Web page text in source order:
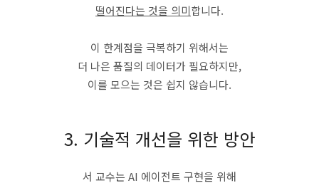
떨어진다는 것을 의미합니다.
이 한계점을 극복하기 위해서는
더 나은 품질의 데이터가 필요하지만,
이를 모으는 것은 쉽지 않습니다.
3. 기술적 개선을 위한 방안
서 교수는 AI 에이전트 구현을 위해